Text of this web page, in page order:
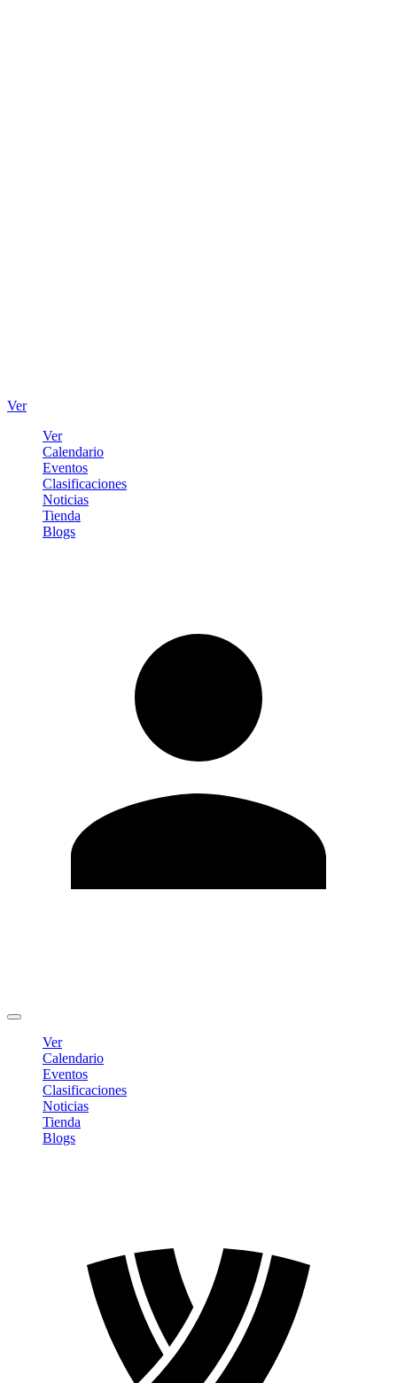
Ver
Ver
Calendario
Eventos
Clasificaciones
Noticias
Tienda
Blogs
Ver
Calendario
Eventos
Clasificaciones
Noticias
Tienda
Blogs